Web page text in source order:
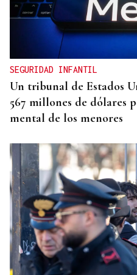
CANEDO
Un herido en la colisión
entrada a las termas de
SEGURIDAD INFANTIL
Un tribunal de Estados
567 millones de dólares
mental de los menores